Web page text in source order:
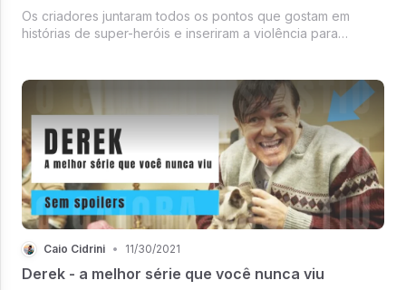
Os criadores juntaram todos os pontos que gostam em
histórias de super-heróis e inseriram a violência para
Caio Cidrini • 11/30/2021
Derek - a melhor série que você nunca viu